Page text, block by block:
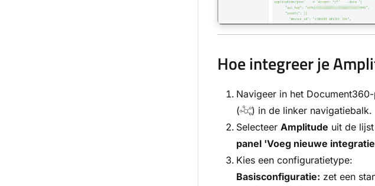
Hoe integreer je
Navigeer in het
(
) in de linker navigatiebalk.
Selecteer Amplitude uit de
panel 'Voeg nieuwe integratie
Kies een configuratietype:
Basisconfiguratie: zet een